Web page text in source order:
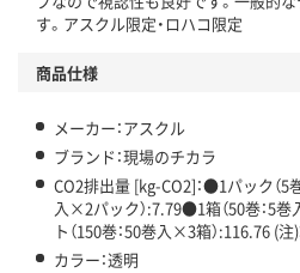
アスクル商品環境スコア詳細／加点項
す。アスクル限定・ロハコ限定
商品仕様
メーカー：アスクル
ブランド：現場のチカラ
CO2排出量 [kg-CO2]：●1パック（5
入×2パック）:7.79●1箱（50巻：5
ト（150巻：50巻入×3箱）:116.76 (
カラー：透明